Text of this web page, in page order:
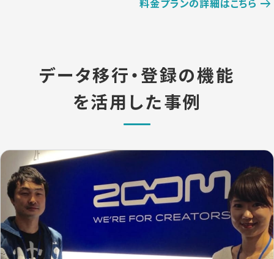
料金プランの詳細はこちら
データ移行・登録の機能
を活用した事例